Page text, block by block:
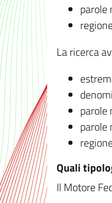
La ricerca
parole
parole
Quali
Il Motore